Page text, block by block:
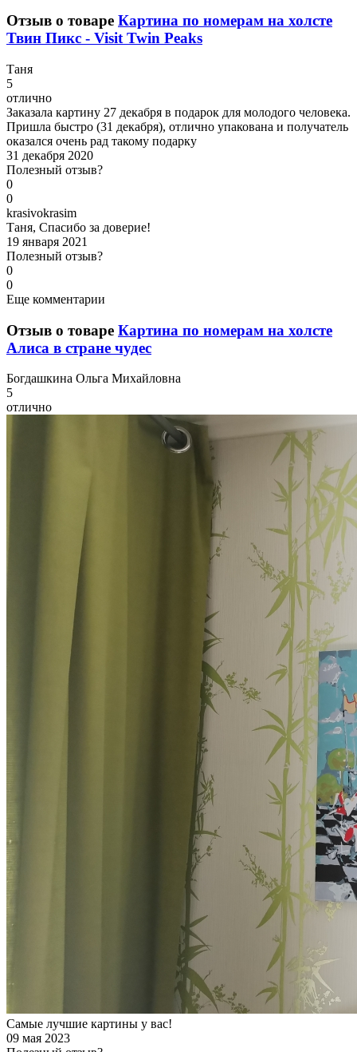
Отзыв о товаре Картина по номерам на холсте
Твин Пикс - Visit Twin Peaks
Таня
5
отлично
Заказала картину 27 декабря в подарок для молодого человека.
Пришла быстро (31 декабря), отлично упакована и получатель
оказался очень рад такому подарку
31 декабря 2020
Полезный отзыв?
0
0
krasivokrasim
Таня, Спасибо за доверие!
19 января 2021
Полезный отзыв?
0
0
Еще комментарии
Отзыв о товаре Картина по номерам на холсте
Алиса в стране чудес
Богдашкина Ольга Михайловна
5
отлично
Самые лучшие картины у вас!
09 мая 2023